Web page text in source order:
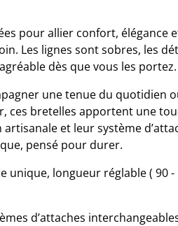
pour allier confort, élégance
Les lignes sont sobres, les
dès que vous les portez.
une tenue du quotidien
ces bretelles apportent une
et leur système
pensé pour durer.
unique, longueur réglable ( 90
d’attaches